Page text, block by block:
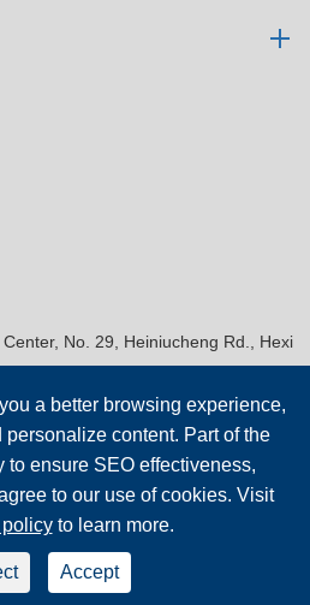
No. 29, Heiniucheng Rd., Hexi
Technology Co., Ltd.
förbehållna.
Integritetspolicy
a better browsing experience,
content. Part of the
to ensure SEO effectiveness,
to our use of cookies. Visit
to learn more.
Accept